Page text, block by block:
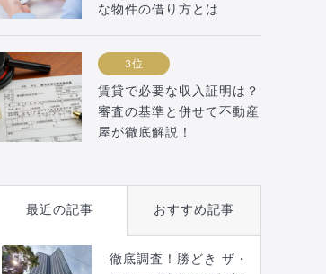
な物件の借り方とは
3位
賃貸で必要な収入証明は？
審査の基準と併せて不動産
屋が徹底解説！
最近の記事 おすすめ記事
徹底調査！勝どき ザ・